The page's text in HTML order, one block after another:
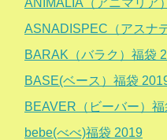
ASNADISPEC（アスナ
BARAK（バラク）福袋
BASE(ベース）福袋
BEAVER（ビーバー）
bebe(べべ)福袋 2019